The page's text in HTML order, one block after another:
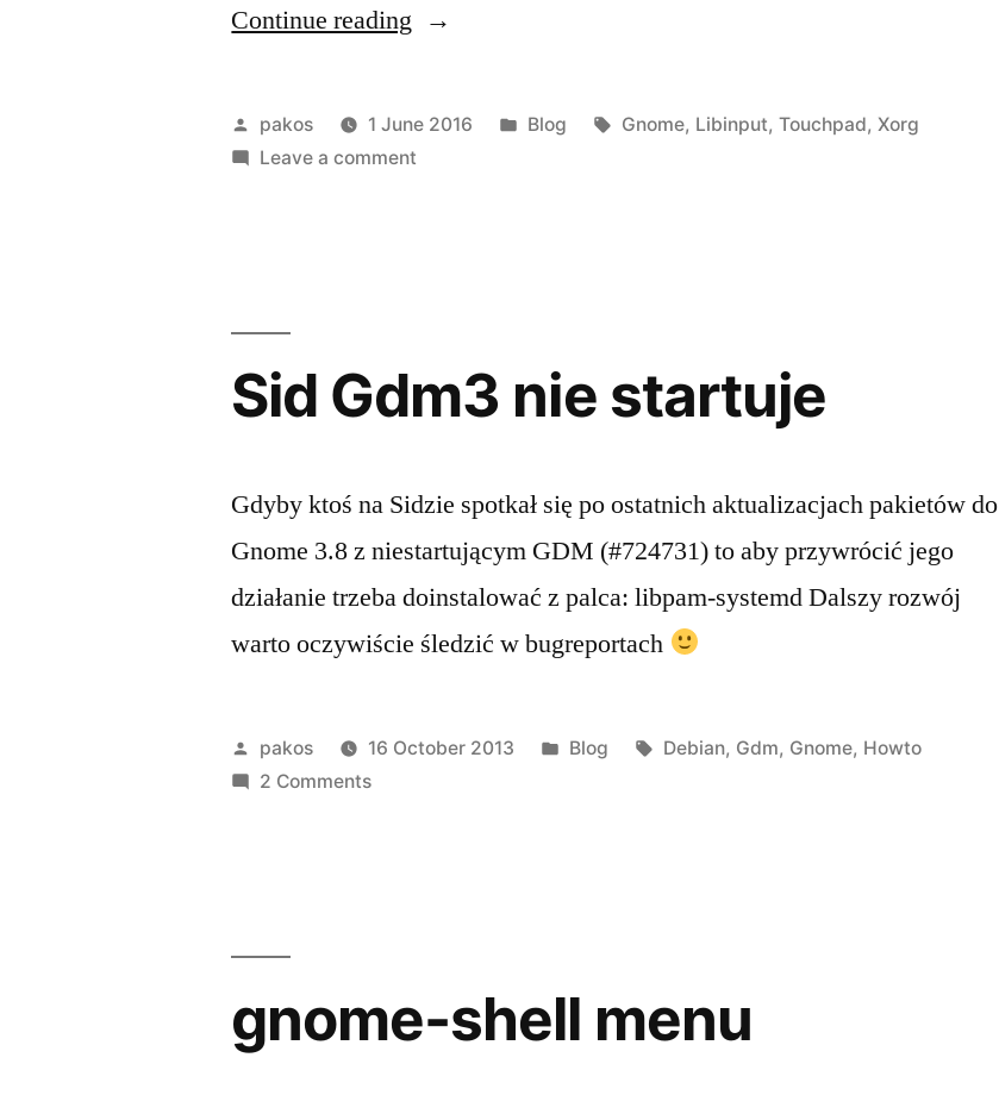
Continue reading “Gnome
przechodzi
z
Posted
by
pakos 1 June 2016
Posted
Blog Tags:
Gnome, Libinput, Touchpad, Xorg
Leave a comment
libinput
Sid Gdm3 nie startuje
Gdyby ktoś na Sidzie spotkał się po ostatnich aktualizacjach pakietów do
Gnome 3.8 z niestartującym GDM (#724731) to aby przywrócić jego
działanie trzeba doinstalować z palca: libpam-systemd Dalszy rozwój
warto oczywiście śledzić w bugreportach
Posted
by
pakos 16 October 2013
Posted
Blog Tags:
Debian, Gdm, Gnome, Howto
2 Commentson
gnome-shell menu